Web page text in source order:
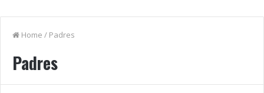
Home / Padres
Padres